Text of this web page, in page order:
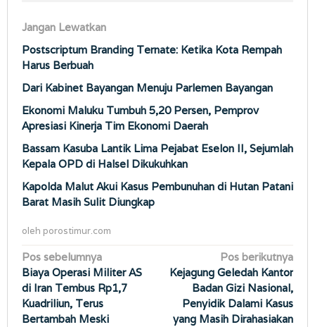
Jangan Lewatkan
Postscriptum Branding Ternate: Ketika Kota Rempah
Harus Berbuah
Dari Kabinet Bayangan Menuju Parlemen Bayangan
Ekonomi Maluku Tumbuh 5,20 Persen, Pemprov
Apresiasi Kinerja Tim Ekonomi Daerah
Bassam Kasuba Lantik Lima Pejabat Eselon II, Sejumlah
Kepala OPD di Halsel Dikukuhkan
Kapolda Malut Akui Kasus Pembunuhan di Hutan Patani
Barat Masih Sulit Diungkap
oleh porostimur.com
Navigasi
pos
Pos sebelumnya
Biaya Operasi Militer AS
di Iran Tembus Rp1,7
Kuadriliun, Terus
Bertambah Meski
Pos berikutnya
Kejagung Geledah Kantor
Badan Gizi Nasional,
Penyidik Dalami Kasus
yang Masih Dirahasiakan